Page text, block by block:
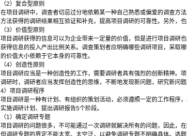
（2）复合型原则
在项目调研中，调查者切忌过分地依赖某一种自己熟悉或偏爱的调查方
方法获得的调研结果相互验证和补充，提高项目调研的可靠性。另外，
（3）价值型原则
项目调研获得的信息可以为企业带来一定量的价值，但是进行项目调研
获得信息的投入产出比例关系。调查策划者应明确哪些调研项目，采取
的价值大小依赖于它本身的可靠性。
（4）创造性原则
项目调研应当是一种创造性的工作，需要调研者具有强烈的创新精神。
调研时，调研者应当发挥创造性的思维，不断地发现新问题，研究新问题
4）项目调研程序
项目调研是一种有计划、有组织的策划活动，必须遵照一定的工作程序
实施调研计划、提出调研报告5个阶段。
（1）确定调研专题
项目调研的问题很多，不可能通过一次调研就解决所有的问题，因此，
但调研专题的界定不能太宽、太空泛，以避免调研专题不明确具体。选